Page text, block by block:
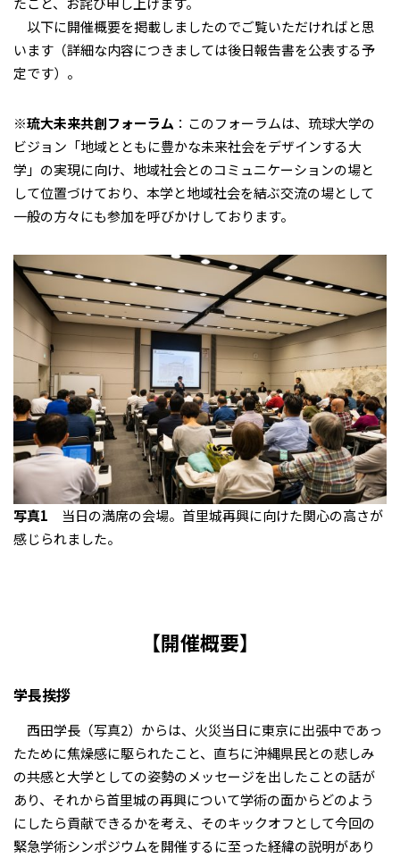
以下に開催概要を掲載しましたのでご覧いただければと思
います（詳細な内容につきましては後日報告書を公表する予
定です）。
※琉大未来共創フォーラム ：このフォーラムは、琉球大学の
ビジョン「地域とともに豊かな未来社会をデザインする大
学」の実現に向け、地域社会とのコミュニケーションの場と
して位置づけており、本学と地域社会を結ぶ交流の場として
一般の方々にも参加を呼びかけしております。
写真1 当日の満席の会場。首里城再興に向けた関心の高さが
感じられました。
【開催概要】
学長挨拶
西田学長（写真2）からは、火災当日に東京に出張中であっ
たために焦燥感に駆られたこと、直ちに沖縄県民との悲しみ
の共感と大学としての姿勢のメッセージを出したことの話が
あり、それから首里城の再興について学術の面からどのよう
にしたら貢献できるかを考え、そのキックオフとして今回の
緊急学術シンポジウムを開催するに至った経緯の説明があり